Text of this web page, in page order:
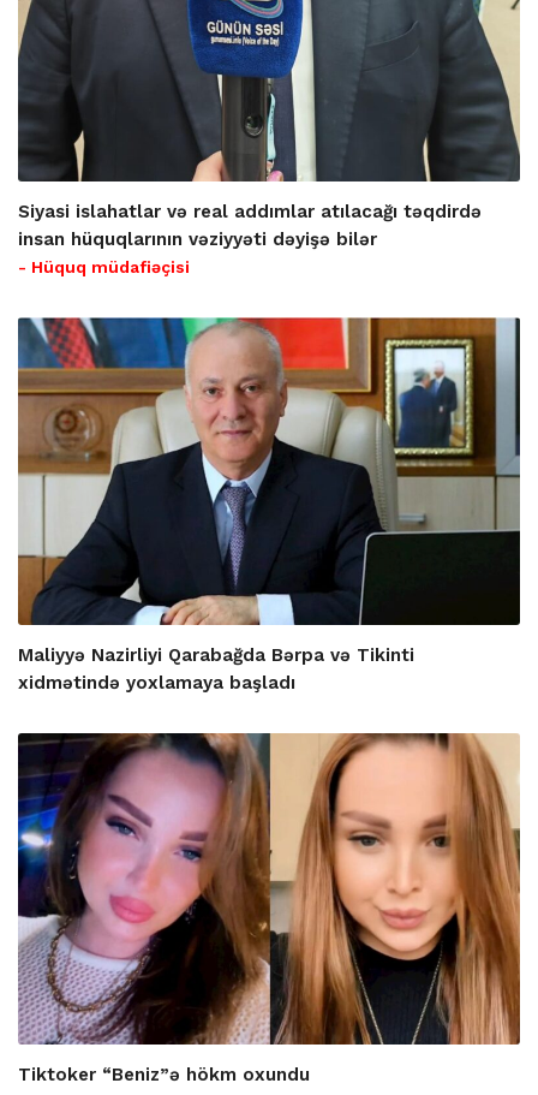
Siyasi islahatlar və real addımlar atılacağı təqdirdə
insan hüquqlarının vəziyyəti dəyişə bilər
- Hüquq müdafiəçisi
Maliyyə Nazirliyi Qarabağda Bərpa və Tikinti
xidmətində yoxlamaya başladı
Tiktoker “Beniz”ə hökm oxundu